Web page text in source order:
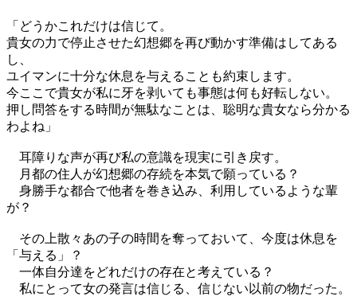
「どうかこれだけは信じて。
貴女の力で停止させた幻想郷を再び動かす準備はしてある
し、
ユイマンに十分な休息を与えることも約束します。
今ここで貴女が私に牙を剥いても事態は何も好転しない。
押し問答をする時間が無駄なことは、聡明な貴女なら分かる
わよね」
耳障りな声が再び私の意識を現実に引き戻す。
月都の住人が幻想郷の存続を本気で願っている？
身勝手な都合で他者を巻き込み、利用しているような輩
が？
その上散々あの子の時間を奪っておいて、今度は休息を
「与える」？
一体自分達をどれだけの存在と考えている？
私にとって女の発言は信じる、信じない以前の物だった。